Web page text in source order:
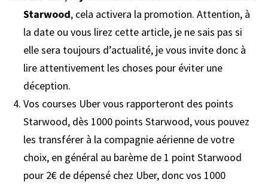
Starwood, cela activera la promotion. Attention, à
la date ou vous lirez cette article, je ne sais pas si
elle sera toujours d’actualité, je vous invite donc à
lire attentivement les choses pour éviter une
déception.
Vos courses Uber vous rapporteront des points
Starwood, dès 1000 points Starwood, vous pouvez
les transférer à la compagnie aérienne de votre
choix, en général au barème de 1 point Starwood
pour 2€ de dépensé chez Uber, donc vos 1000